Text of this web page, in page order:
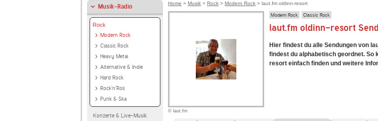
Musik-Radio
Rock
Modern Rock
Classic Rock
Heavy Metal
Alternative & Indie
Hard Rock
Rock'n'Roll
Punk & Ska
Konzerte & Live-Musik
Home > Musik > Rock > Modern Rock > laut.fm oldinn-resort
© laut.fm
Modern Rock Classic Rock
laut.fm oldinn-resort
Hier findest du alle Sendungen von
findest du alphabetisch geordnet. So
resort einfach finden und weitere